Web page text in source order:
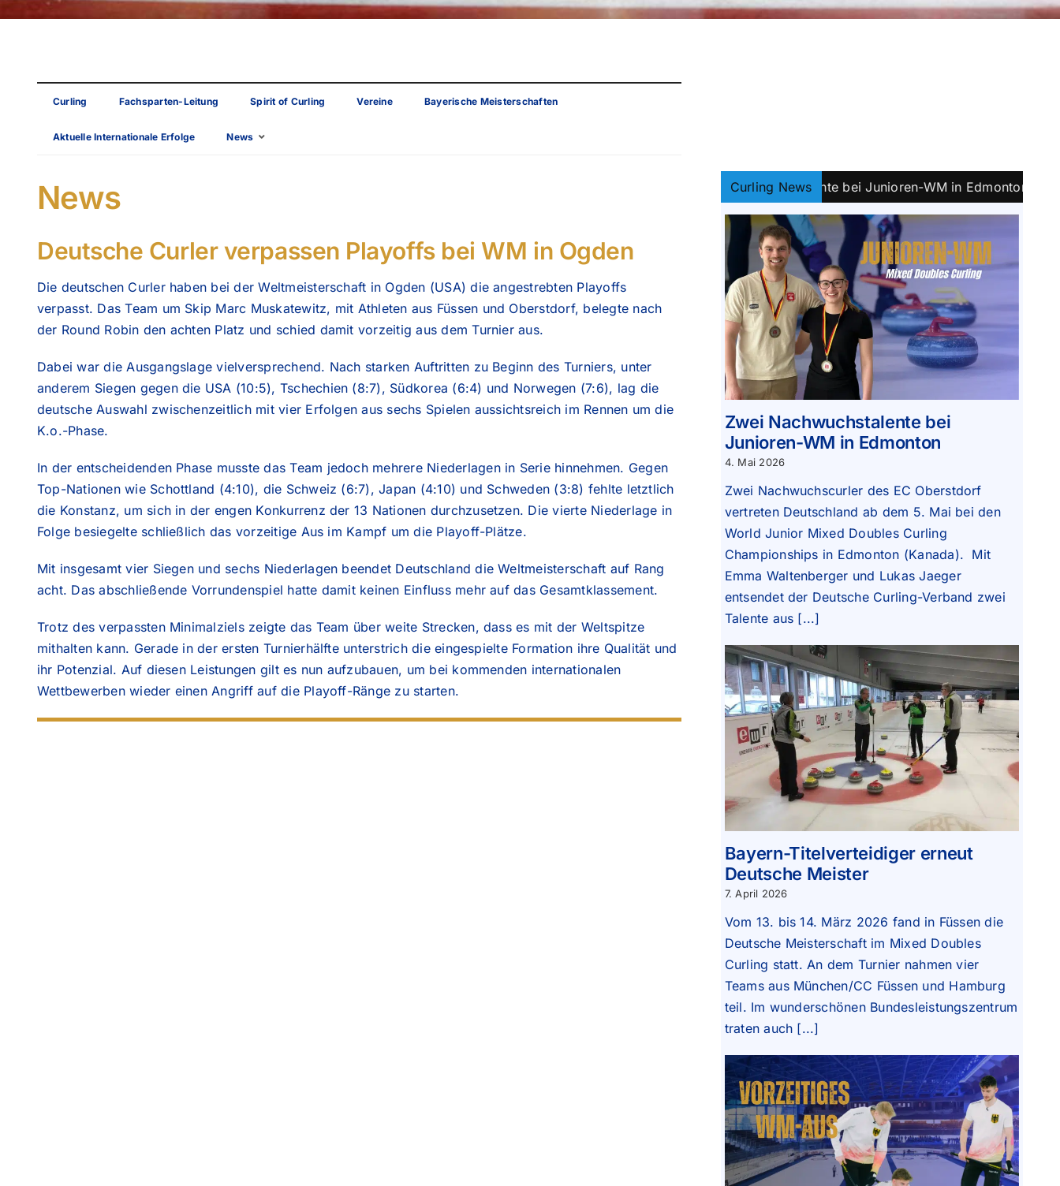
Auf einen Blick
Bewerbungen
Mitteilungen
DESV
Curling Fachsparten-Leitung Spirit of Curling Vereine Bayerische Meisterschaften
Aktuelle Internationale Erfolge News
News
Deutsche Curler verpassen Playoffs bei WM in Ogden
Die deutschen Curler haben bei der Weltmeisterschaft in Ogden (USA) die angestrebten Playoffs
verpasst. Das Team um Skip Marc Muskatewitz, mit Athleten aus Füssen und Oberstdorf, belegte nach
der Round Robin den achten Platz und schied damit vorzeitig aus dem Turnier aus.
Dabei war die Ausgangslage vielversprechend. Nach starken Auftritten zu Beginn des Turniers, unter
anderem Siegen gegen die USA (10:5), Tschechien (8:7), Südkorea (6:4) und Norwegen (7:6), lag die
deutsche Auswahl zwischenzeitlich mit vier Erfolgen aus sechs Spielen aussichtsreich im Rennen um die
K.o.-Phase.
In der entscheidenden Phase musste das Team jedoch mehrere Niederlagen in Serie hinnehmen. Gegen
Top-Nationen wie Schottland (4:10), die Schweiz (6:7), Japan (4:10) und Schweden (3:8) fehlte letztlich
die Konstanz, um sich in der engen Konkurrenz der 13 Nationen durchzusetzen. Die vierte Niederlage in
Folge besiegelte schließlich das vorzeitige Aus im Kampf um die Playoff-Plätze.
Mit insgesamt vier Siegen und sechs Niederlagen beendet Deutschland die Weltmeisterschaft auf Rang
acht. Das abschließende Vorrundenspiel hatte damit keinen Einfluss mehr auf das Gesamtklassement.
Trotz des verpassten Minimalziels zeigte das Team über weite Strecken, dass es mit der Weltspitze
mithalten kann. Gerade in der ersten Turnierhälfte unterstrich die eingespielte Formation ihre Qualität und
ihr Potenzial. Auf diesen Leistungen gilt es nun aufzubauen, um bei kommenden internationalen
Wettbewerben wieder einen Angriff auf die Playoff-Ränge zu starten.
Curling News
Zwei Nachwuchstalente bei Junioren-WM in Edmonton ||
Zwei Nachwuchstalente bei
Junioren-WM in Edmonton
4. Mai 2026
Zwei Nachwuchscurler des EC Oberstdorf
vertreten Deutschland ab dem 5. Mai bei den
World Junior Mixed Doubles Curling
Championships in Edmonton (Kanada). Mit
Emma Waltenberger und Lukas Jaeger
entsendet der Deutsche Curling-Verband zwei
Talente aus [...]
Bayern-Titelverteidiger erneut
Deutsche Meister
7. April 2026
Vom 13. bis 14. März 2026 fand in Füssen die
Deutsche Meisterschaft im Mixed Doubles
Curling statt. An dem Turnier nahmen vier
Teams aus München/CC Füssen und Hamburg
teil. Im wunderschönen Bundesleistungszentrum
traten auch [...]